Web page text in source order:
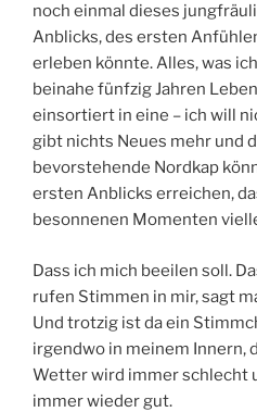
noch einmal dieses
Anblicks, des ersten
erleben könnte. Alles, was
beinahe fünfzig Jahren
einsortiert in eine – ich will
gibt nichts Neues mehr und
bevorstehende Nordkap
ersten Anblicks erreichen,
besonnenen Momenten
Dass ich mich beeilen soll.
rufen Stimmen in mir, sagt
Und trotzig ist da ein
irgendwo in meinem Innern,
Wetter wird immer schlecht
immer wieder gut.